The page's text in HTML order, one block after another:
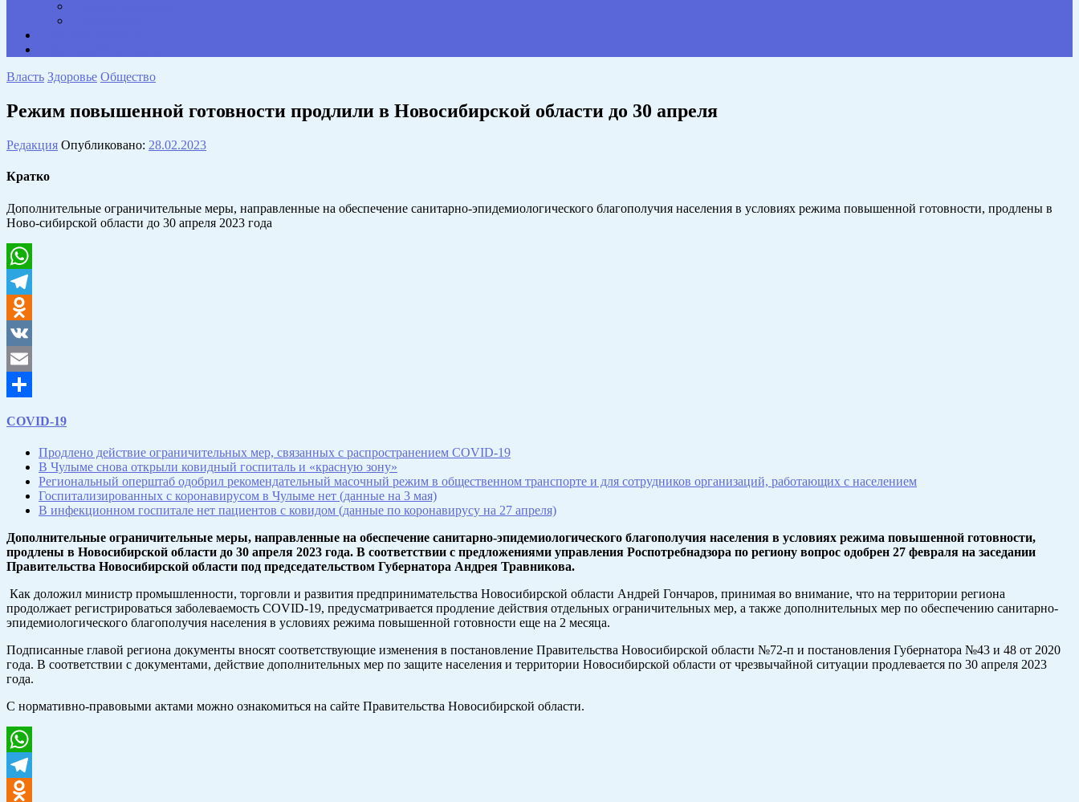
Власть Здоровье Общество
Режим повышенной готовности продлили в Новосибирской области до 30 апреля
Редакция Опубликовано: 28.02.2023
Кратко
Дополнительные ограничительные меры, направленные на обеспечение санитарно-эпидемиологического благополучия населения в условиях режима повышенной готовности, продлены в
Ново-сибирской области до 30 апреля 2023 года
WhatsApp
Telegram
Odnoklassniki
VK
Email
COVID-19
Продлено действие ограничительных мер, связанных с распространением COVID-19
В Чулыме снова открыли ковидный госпиталь и «красную зону»
Региональный оперштаб одобрил рекомендательный масочный режим в общественном транспорте и для сотрудников организаций, работающих с населением
Госпитализированных с коронавирусом в Чулыме нет (данные на 3 мая)
В инфекционном госпитале нет пациентов с ковидом (данные по коронавирусу на 27 апреля)
Дополнительные ограничительные меры, направленные на обеспечение санитарно-эпидемиологического благополучия населения в условиях режима повышенной готовности,
продлены в Новосибирской области до 30 апреля 2023 года. В соответствии с предложениями управления Роспотребнадзора по региону вопрос одобрен 27 февраля на заседании
Правительства Новосибирской области под председательством Губернатора Андрея Травникова.
Как доложил министр промышленности, торговли и развития предпринимательства Новосибирской области Андрей Гончаров, принимая во внимание, что на территории региона
продолжает регистрироваться заболеваемость СОVID-19, предусматривается продление действия отдельных ограничительных мер, а также дополнительных мер по обеспечению санитарно-
эпидемиологического благополучия населения в условиях режима повышенной готовности еще на 2 месяца.
Подписанные главой региона документы вносят соответствующие изменения в постановление Правительства Новосибирской области №72-п и постановления Губернатора №43 и 48 от 2020
года. В соответствии с документами, действие дополнительных мер по защите населения и территории Новосибирской области от чрезвычайной ситуации продлевается по 30 апреля 2023
года.
С нормативно-правовыми актами можно ознакомиться на сайте Правительства Новосибирской области.
WhatsApp
Telegram